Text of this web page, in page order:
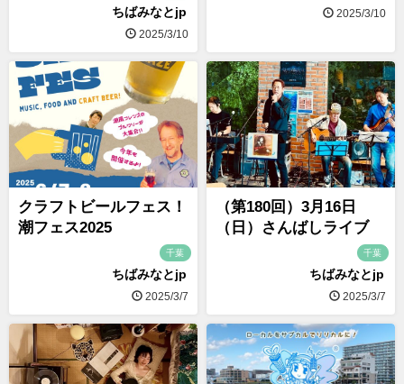
ちばみなとjp
2025/3/10
2025/3/10
クラフトビールフェス！
潮フェス2025
千葉
ちばみなとjp
2025/3/7
（第180回）3月16日
（日）さんばしライブ
千葉
ちばみなとjp
2025/3/7